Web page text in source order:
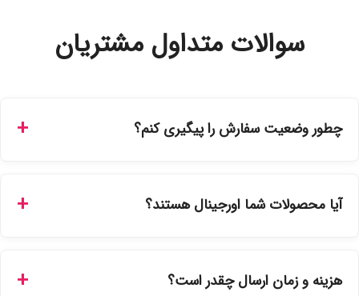
سوالات متداول مشتریان
چطور وضعیت سفارش را پیگیری کنم؟
سفارشات در سایت، وضعیت لحظه‌ای مرسوله را مشاهده کنید.
آیا محصولات شما اورجینال هستند؟
نمایندگی‌های معتبر تهیه شده و دارای بچ‌کد قابل استعلام هستند.
هزینه و زمان ارسال چقدر است؟